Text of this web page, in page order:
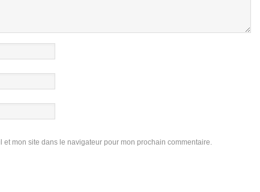
et mon site dans le navigateur pour mon prochain commentaire.